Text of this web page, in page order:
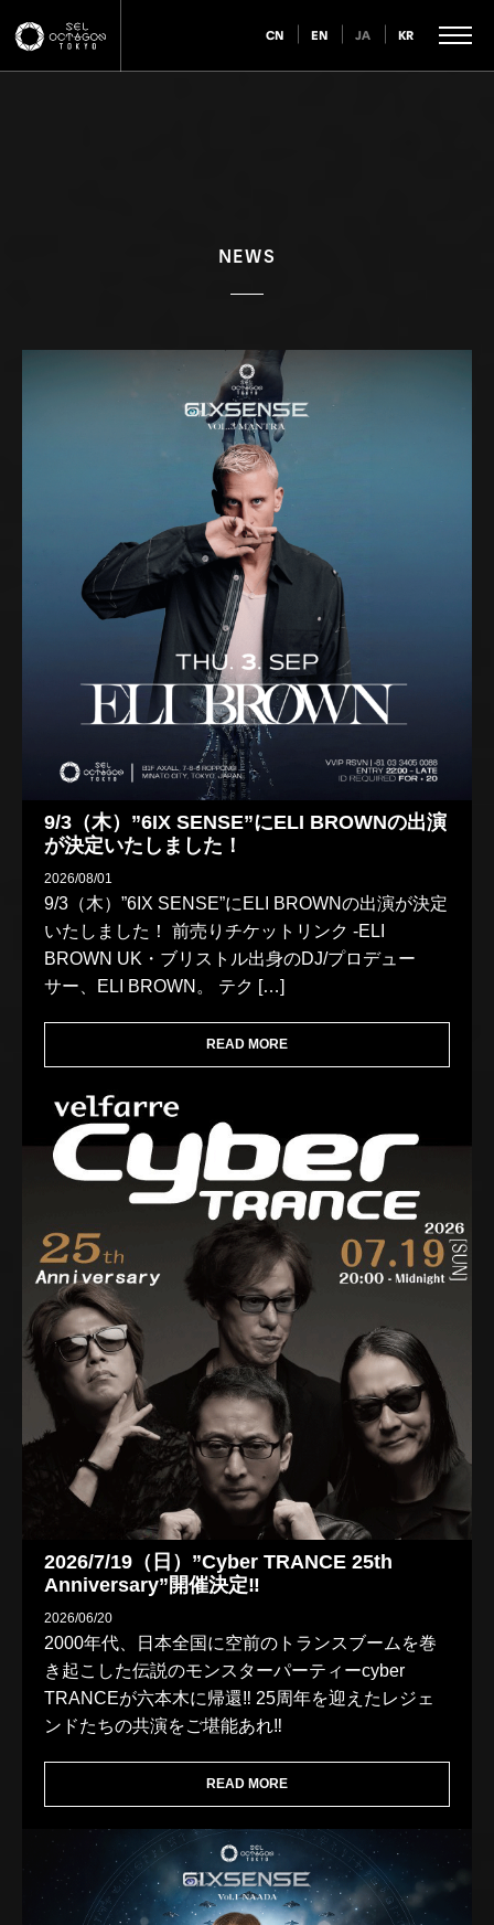
CN EN JA KR
NEWS
9/3（木）”6IX SENSE”にELI BROWNの出演
が決定いたしました！
2026/08/01
9/3（木）”6IX SENSE”にELI BROWNの出演が決定
いたしました！ 前売りチケットリンク -ELI
BROWN UK・ブリストル出身のDJ/プロデュー
サー、ELI BROWN。 テク […]
READ MORE
2026/7/19（日）”Cyber TRANCE 25th
Anniversary”開催決定‼️
2026/06/20
2000年代、日本全国に空前のトランスブームを巻
き起こした伝説のモンスターパーティーcyber
TRANCEが六本木に帰還‼ 25周年を迎えたレジェ
ンドたちの共演をご堪能あれ‼
READ MORE